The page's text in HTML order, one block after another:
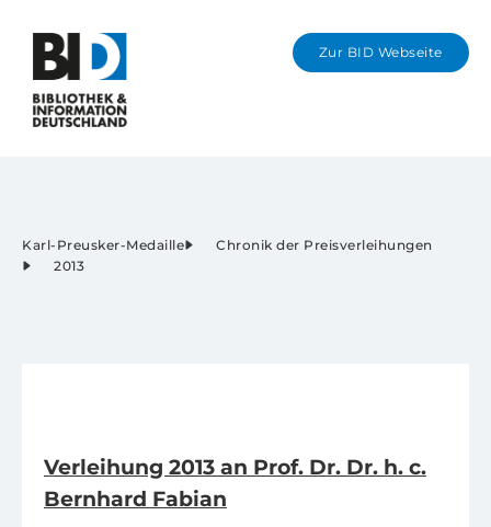
Zur BID Webseite
Karl-Preusker-Medaille
Chronik der Preisverleihungen
2013
Verleihung 2013 an Prof. Dr. Dr. h. c.
Bernhard Fabian